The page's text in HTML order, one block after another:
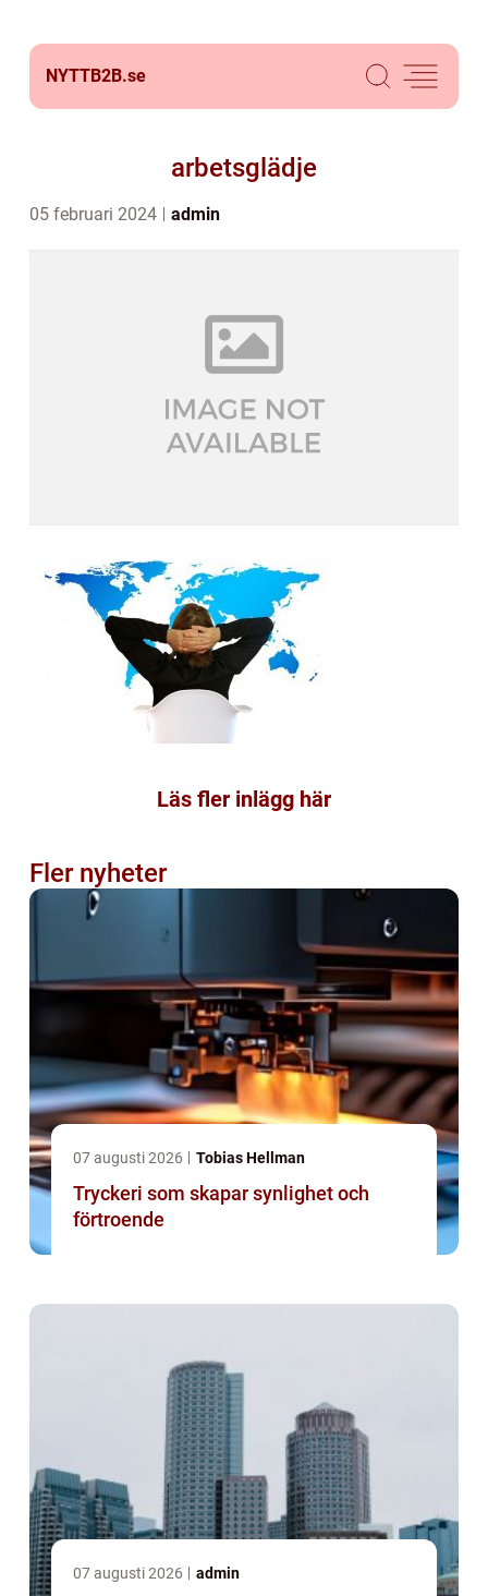
NYTTB2B.se
arbetsglädje
05 februari 2024 admin
Läs fler inlägg här
Fler nyheter
07 augusti 2026 Tobias Hellman
Tryckeri som skapar synlighet och
förtroende
07 augusti 2026 admin